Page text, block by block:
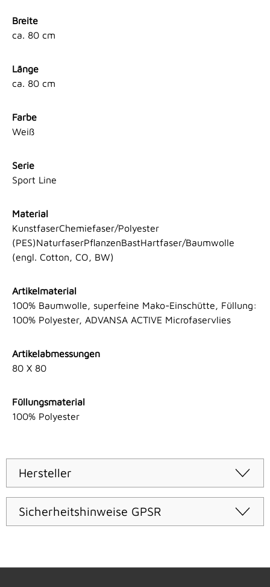
Breite
ca. 80 cm
Länge
ca. 80 cm
Farbe
Weiß
Serie
Sport Line
Material
KunstfaserChemiefaser/Polyester
(PES)NaturfaserPflanzenBastHartfaser/Baumwolle
(engl. Cotton, CO, BW)
Artikelmaterial
100% Baumwolle, superfeine Mako-Einschütte, Füllung:
100% Polyester, ADVANSA ACTIVE Microfaservlies
Artikelabmessungen
80 X 80
Füllungsmaterial
100% Polyester
Hersteller
Sicherheitshinweise GPSR